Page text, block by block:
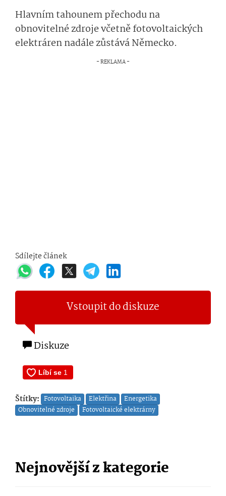
Hlavním tahounem přechodu na
obnovitelné zdroje včetně fotovoltaických
elektráren nadále zůstává Německo.
Sdílejte článek
Vstoupit do diskuze
Diskuze
Štítky: Fotovoltaika Elektřina
Energetika
Obnovitelné zdroje
Fotovoltaické elektrárny
Nejnovější z kategorie